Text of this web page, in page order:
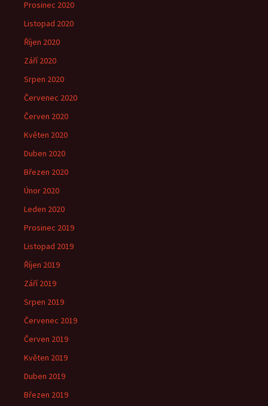
Prosinec 2020
Listopad 2020
Říjen 2020
Září 2020
Srpen 2020
Červenec 2020
Červen 2020
Květen 2020
Duben 2020
Březen 2020
Únor 2020
Leden 2020
Prosinec 2019
Listopad 2019
Říjen 2019
Září 2019
Srpen 2019
Červenec 2019
Červen 2019
Květen 2019
Duben 2019
Březen 2019